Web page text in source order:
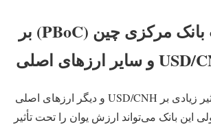
تأثیر اقدامات بانک مرکزی چین (PBoC) بر
بانک مرکزی چین تأثیر زیادی بر USD/CNH و دیگر ارزهای اصلی
این بانک می‌تواند ارزش یوان را تحت تأثیر